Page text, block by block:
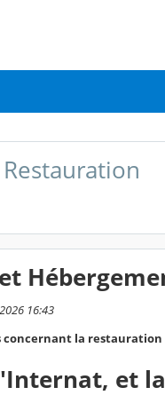
16:43
la
et